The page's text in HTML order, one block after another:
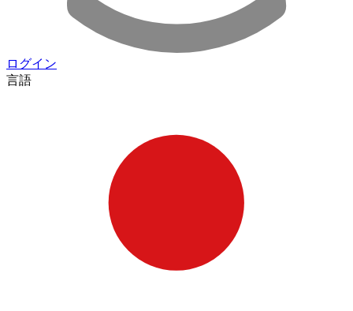
ログイン
言語